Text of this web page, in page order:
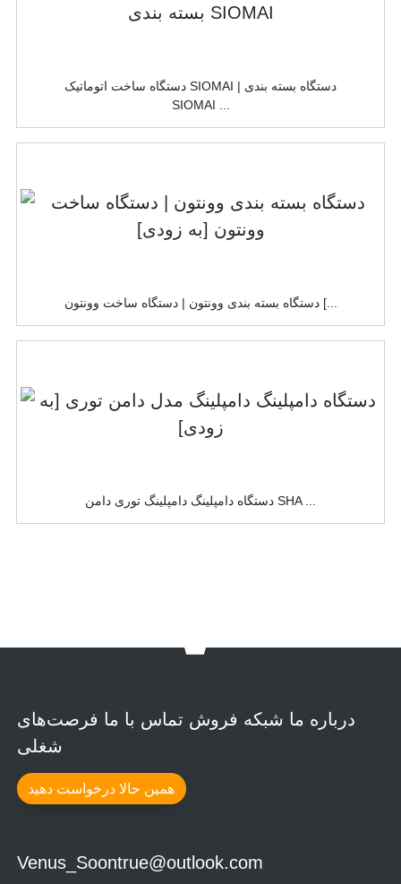
دستگاه ساخت اتوماتیک SIOMAI | دستگاه بسته بندی
SIOMAI ...
دستگاه بسته بندی وونتون | دستگاه ساخت وونتون [...
دستگاه دامپلینگ دامپلینگ توری دامن SHA ...
درباره ما شبکه فروش تماس با ما فرصت‌های
شغلی
همین حالا درخواست دهید
Venus_Soontrue@outlook.com